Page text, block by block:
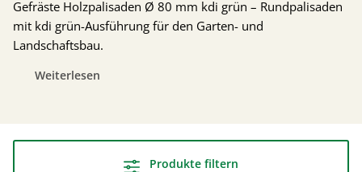
Gefräste Holzpalisaden Ø 80 mm kdi grün – Rundpalisaden
mit kdi grün-Ausführung für den Garten- und
Landschaftsbau.
Weiterlesen
Produkte filtern